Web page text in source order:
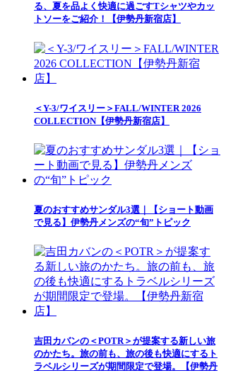
る、夏を品よく快適に過ごすTシャツやカッ
トソーをご紹介！【伊勢丹新宿店】
＜Y-3/ワイスリー＞FALL/WINTER 2026
COLLECTION【伊勢丹新宿店】
夏のおすすめサンダル3選｜【ショート動画
で見る】伊勢丹メンズの“旬”トピック
吉田カバンの＜POTR＞が提案する新しい旅
のかたち。旅の前も、旅の後も快適にするト
ラベルシリーズが期間限定で登場。【伊勢丹